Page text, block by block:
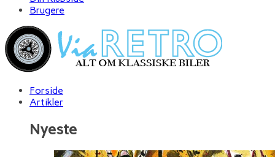
Brugere
Forside
Artikler
Nyeste